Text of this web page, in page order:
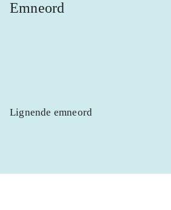
Emneord
Lignende emneord